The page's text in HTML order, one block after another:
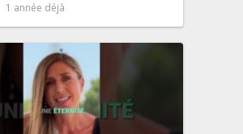
1 année déjà